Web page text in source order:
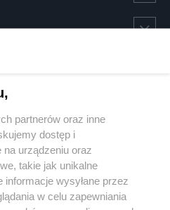
partnerów oraz inne
dostęp i
urządzeniu oraz
takie jak unikalne
informacje wysyłane przez
w celu zapewniania